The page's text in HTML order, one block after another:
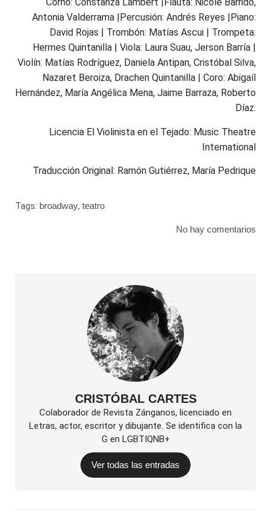
Antonia Valderrama |Percusión: Andrés Reyes |Piano:
David Rojas | Trombón: Matías Ascui | Trompeta:
Hermes Quintanilla | Viola: Laura Suau, Jerson Barría |
Violín: Matías Rodríguez, Daniela Antipan, Cristóbal Silva,
Nazaret Beroiza, Drachen Quintanilla | Coro: Abigaíl
Hernández, María Angélica Mena, Jaime Barraza, Roberto
Díaz.
Licencia El Violinista en el Tejado: Music Theatre
International
Traducción Original: Ramón Gutiérrez, María Pedrique
Tags: broadway, teatro
No hay comentarios
CRISTÓBAL CARTES
Colaborador de Revista Zánganos, licenciado en
Letras, actor, escritor y dibujante. Se identifica con la
G en LGBTIQNB+
Ver todas las entradas